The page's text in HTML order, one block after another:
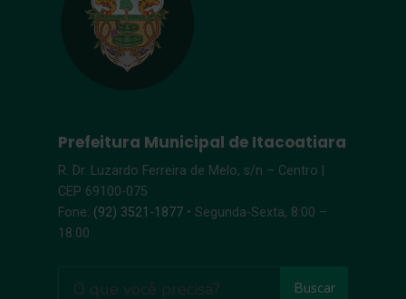
Prefeitura Municipal de Itacoatiara
R. Dr. Luzardo Ferreira de Melo, s/n – Centro |
CEP 69100-075
Fone: (92) 3521-1877 • Segunda-Sexta, 8:00 –
18:00
Buscar